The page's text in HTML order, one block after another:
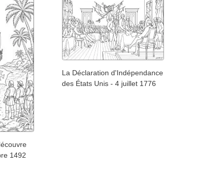
1492
La Déclaration d'Indépendance
des États Unis - 4 juillet 1776